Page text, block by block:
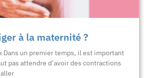
à la maternité ?
Dans un premier temps, il est important
pas attendre d’avoir des contractions